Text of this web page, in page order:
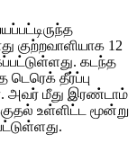
குற்றவாளியாக 12
கடந்த
தீர்ப்பு
அவர் மீது இரண்டாம்
உள்ளிட்ட மூன்று